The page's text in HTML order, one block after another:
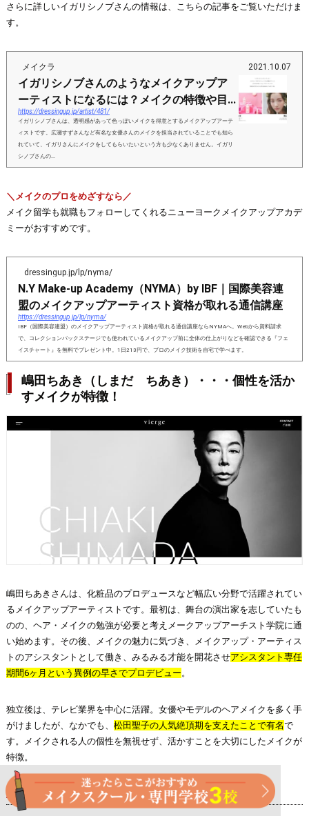
さらに詳しいイガリシノブさんの情報は、こちらの記事をご覧いただけま
す。
メイクラ 2021.10.07
イガリシノブさんのようなメイクアップア
ーティストになるには？メイクの特徴や目...
https://dressingup.jp/artist/481/
イガリシノブさんは、透明感があって色っぽいメイクを得意とするメイクアップアーテ
ィストです。広瀬すずさんなど有名な女優さんのメイクを担当されていることでも知ら
れていて、イガリさんにメイクをしてもらいたいという方も少なくありません。イガリ
シノブさんの...
＼メイクのプロをめざすなら／
メイク留学も就職もフォローしてくれるニューヨークメイクアップアカデ
ミーがおすすめです。
dressingup.jp/lp/nyma/
N.Y Make-up Academy（NYMA）by IBF｜国際美容連
盟のメイクアップアーティスト資格が取れる通信講座
https://dressingup.jp/lp/nyma/
IBF（国際美容連盟）のメイクアップアーティスト資格が取れる通信講座ならNYMAへ。Webから資料請求
で、コレクションバックステージでも使われているメイクアップ前に全体の仕上がりなどを確認できる『フェ
イスチャート』を無料でプレゼント中。1日213円で、プロのメイク技術を自宅で学べます。
嶋田ちあき（しまだ ちあき）・・・個性を活か
すメイクが特徴！
嶋田ちあきさんは、化粧品のプロデュースなど幅広い分野で活躍されてい
るメイクアップアーティストです。最初は、舞台の演出家を志していたも
のの、ヘア・メイクの勉強が必要と考えメークアップアーチスト学院に通
い始めます。その後、メイクの魅力に気づき、メイクアップ・アーティス
トのアシスタントとして働き、みるみる才能を開花させアシスタント専任
期間6ヶ月という異例の早さでプロデビュー。
独立後は、テレビ業界を中心に活躍。女優やモデルのヘアメイクを多く手
がけましたが、なかでも、 松田聖子の人気絶頂期を支えたことで有名で
す。メイクされる人の個性を無視せず、活かすことを大切にしたメイクが
特徴。
主な著作